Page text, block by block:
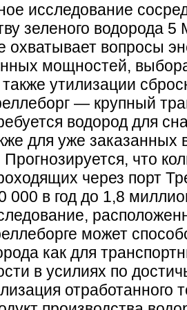
исследование
зеленого водорода
охватывает вопросы
мощностей,
утилизации
— крупный
водород для
для уже заказанных
что
через порт
в год до 1,8
может
как для
в усилиях по
отработанного